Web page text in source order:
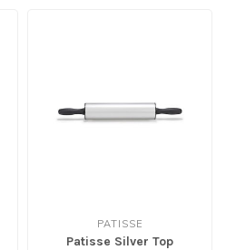
PATISSE
Patisse Silver Top